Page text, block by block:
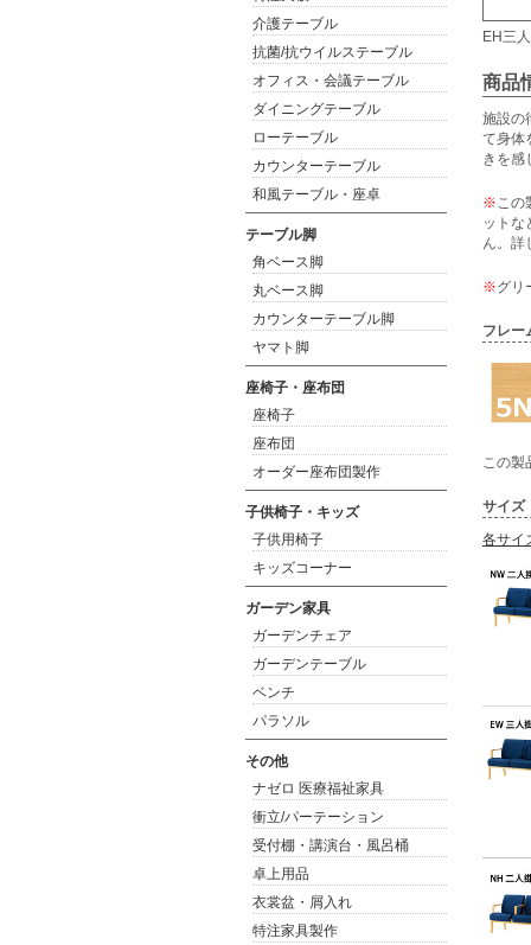
EH三
商品
施設の
て身体
きを感
※この
ットな
ん。詳
※グリ
フレー
この製
サイズ
各サイ
介護テーブル
抗菌/抗ウイルステーブル
オフィス・会議テーブル
ダイニングテーブル
ローテーブル
カウンターテーブル
和風テーブル・座卓
テーブル脚
角ベース脚
丸ベース脚
カウンターテーブル脚
ヤマト脚
座椅子・座布団
座椅子
座布団
オーダー座布団製作
子供椅子・キッズ
子供用椅子
キッズコーナー
ガーデン家具
ガーデンチェア
ガーデンテーブル
ベンチ
パラソル
その他
ナゼロ 医療福祉家具
衝立/パーテーション
受付棚・講演台・風呂桶
卓上用品
衣裳盆・屑入れ
特注家具製作